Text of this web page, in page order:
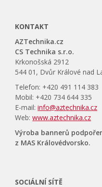
KONTAKT
AZTechnika.cz
CS Technika s.r.o.
Krkonošská 2912
544 01, Dvůr Králové nad
Telefon: +420 491 114 383
Mobil: +420 734 644 335
E-mail:info@aztechnika.cz
Web:www.aztechnika.cz
Výroba bannerů
z MAS Královédvorsko.
SOCIÁLNÍ SÍTĚ